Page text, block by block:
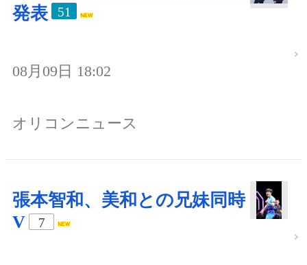
発表
51
08月09日 18:02
オリコンニュース
張本智和、美和との兄妹同時
V
7